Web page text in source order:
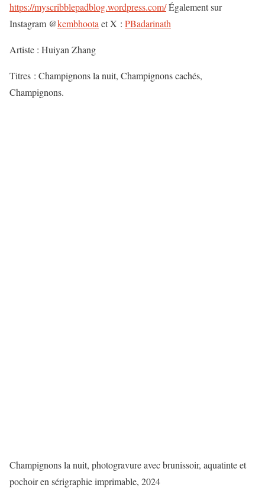
https://myscribblepadblog.wordpress.com/Également sur
Instagram @kembhoota et X : PBadarinath
Artiste : Huiyan Zhang
Titres : Champignons la nuit, Champignons cachés,
Champignons.
Champignons la nuit, photogravure avec brunissoir, aquatinte et
pochoir en sérigraphie imprimable, 2024